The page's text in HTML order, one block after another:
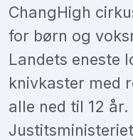
ChangHigh
for børn og
Landets eneste
knivkaster med
alle ned til 12